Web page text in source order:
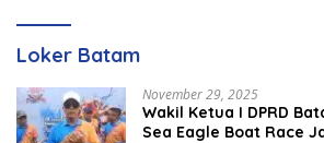
Loker Batam
November 29, 2025
Wakil Ketua I DPRD
Sea Eagle Boat Race